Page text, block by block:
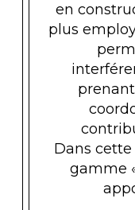
en
plus
Dans cette
gamme